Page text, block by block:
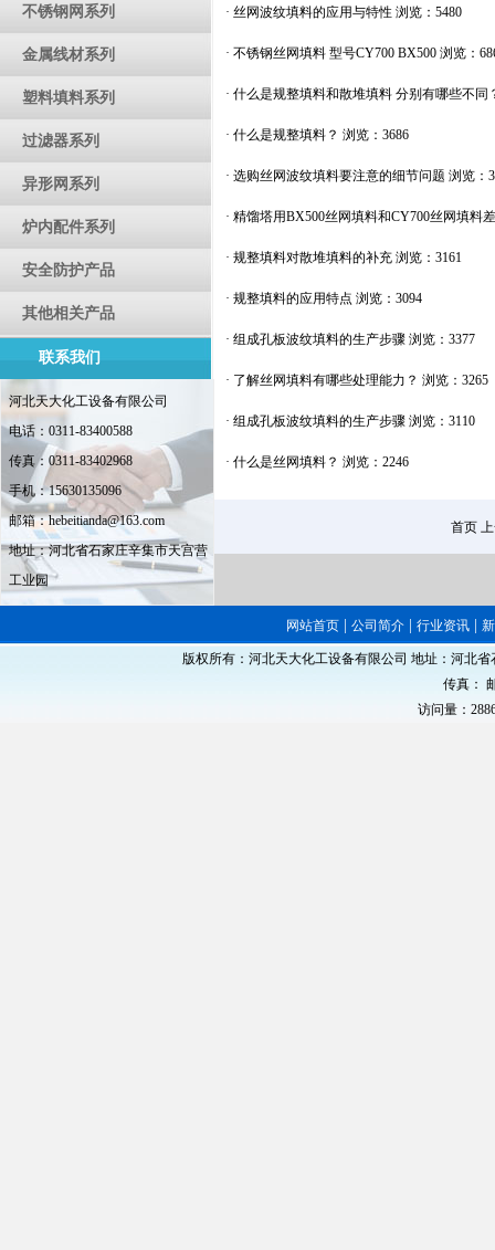
不锈钢网系列
金属线材系列
塑料填料系列
过滤器系列
异形网系列
炉内配件系列
安全防护产品
其他相关产品
联系我们
河北天大化工设备有限公司
电话：0311-83400588
传真：0311-83402968
手机：15630135096
邮箱：hebeitianda@163.com
地址：河北省石家庄辛集市天宫营
工业园
· 丝网波纹填料的应用与特性 浏览：5480
· 不锈钢丝网填料 型号CY700 BX500 浏览：
· 什么是规整填料和散堆填料 分别有哪些不同
· 什么是规整填料？ 浏览：3686
· 选购丝网波纹填料要注意的细节问题 浏览：
· 精馏塔用BX500丝网填料和CY700丝网填料
· 规整填料对散堆填料的补充 浏览：3161
· 规整填料的应用特点 浏览：3094
· 组成孔板波纹填料的生产步骤 浏览：3377
· 了解丝网填料有哪些处理能力？ 浏览：3265
· 组成孔板波纹填料的生产步骤 浏览：3110
· 什么是丝网填料？ 浏览：2246
首页
网站首页 |公司简介 |行业资讯 |
版权所有：河北天大化工设备有限公司 地址：河北
传真：
访问量：